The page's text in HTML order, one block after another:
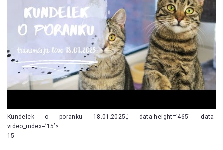
Kundelek o poranku 18.01.2025„’ data-height=’465′ data-
video_index=’15’>
15